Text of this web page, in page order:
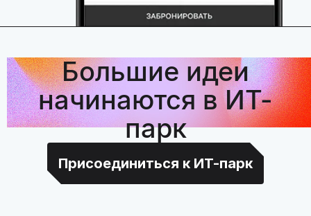
Большие идеи
начинаются в ИТ-
парк
Присоединиться к ИТ-парк